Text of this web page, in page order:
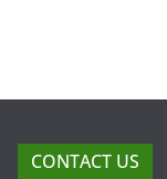
CONTACT US